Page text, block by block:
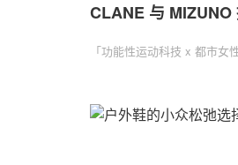
CLANE 与
「功能性运动科技 x 都市女